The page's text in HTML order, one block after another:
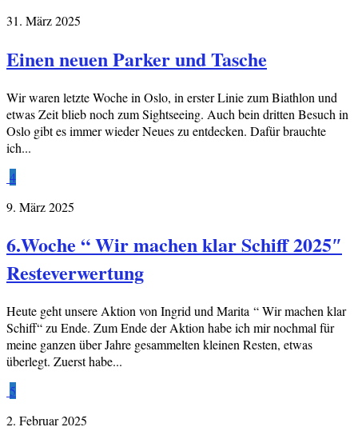
31. März 2025
Einen neuen Parker und Tasche
Wir waren letzte Woche in Oslo, in erster Linie zum Biathlon und
etwas Zeit blieb noch zum Sightseeing. Auch bein dritten Besuch in
Oslo gibt es immer wieder Neues zu entdecken. Dafür brauchte
ich...
4
9. März 2025
6.Woche “ Wir machen klar Schiff 2025″
Resteverwertung
Heute geht unsere Aktion von Ingrid und Marita “ Wir machen klar
Schiff“ zu Ende. Zum Ende der Aktion habe ich mir nochmal für
meine ganzen über Jahre gesammelten kleinen Resten, etwas
überlegt. Zuerst habe...
5
2. Februar 2025